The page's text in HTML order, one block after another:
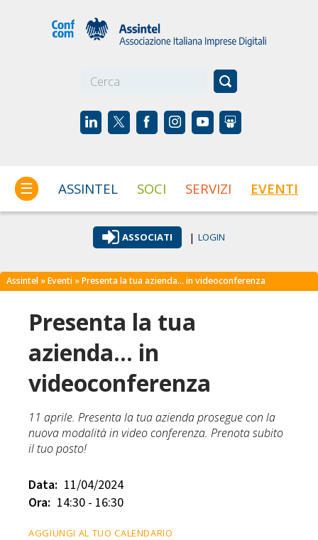
☰ ASSINTEL SOCI SERVIZI EVENTI
ASSOCIATI | LOGIN
Assintel »Eventi » Presenta la tua azienda… in videoconferenza
Presenta la tua
azienda... in
videoconferenza
11 aprile. Presenta la tua azienda prosegue con la
nuova modalità in video conferenza. Prenota subito
il tuo posto!
Data: 11/04/2024
Ora: 14:30 - 16:30
AGGIUNGI AL TUO CALENDARIO